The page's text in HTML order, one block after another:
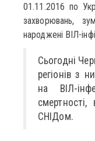
01.11.2016 по
захворювань,
народжені ВІЛ-
Сьогодні
регіонів з
на ВІЛ-
СНІДом.